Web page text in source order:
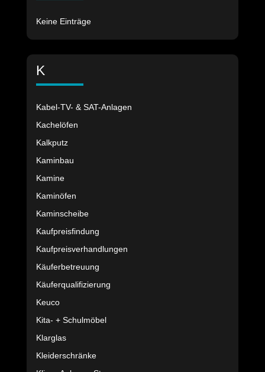
Keine Einträge
K
Kabel-TV- & SAT-Anlagen
Kachelöfen
Kalkputz
Kaminbau
Kamine
Kaminöfen
Kaminscheibe
Kaufpreisfindung
Kaufpreisverhandlungen
Käuferbetreuung
Käuferqualifizierung
Keuco
Kita- + Schulmöbel
Klarglas
Kleiderschränke